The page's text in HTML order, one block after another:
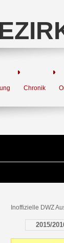
Chronik
Inoffizielle DWZ
2015/